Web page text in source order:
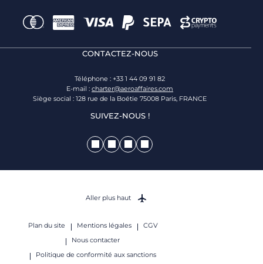
CONTACTEZ-NOUS
Téléphone : +33 1 44 09 91 82
E-mail : charter@aeroaffaires.com
Siège social : 128 rue de la Boétie 75008 Paris, FRANCE
SUIVEZ-NOUS !
Plan du site Mentions légales
CGV
Nous contacter
Politique de conformité aux sanctions
Aller plus haut